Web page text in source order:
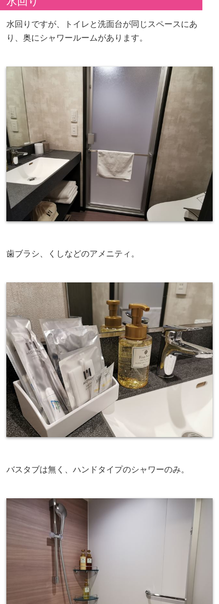
水回りですが、トイレと洗面台が同じスペースにあ
り、奥にシャワールームがあります。
歯ブラシ、くしなどのアメニティ。
バスタブは無く、ハンドタイプのシャワーのみ。